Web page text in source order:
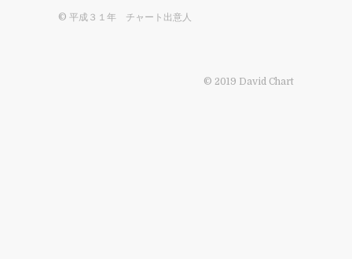
© 平成３１年 チャート出意人
© 2019 David Chart